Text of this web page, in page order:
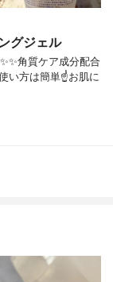
グジェル
角質ケア成分配合
い方は簡単☝️お肌に